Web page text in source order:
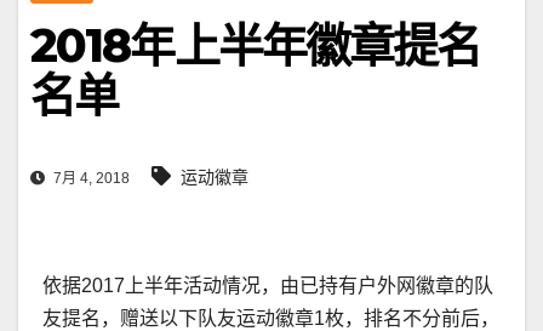
2018年上半年徽章提名
名单
7月 4, 2018 运动徽章
依据2017上半年活动情况，由已持有户外网徽章的队
友提名，赠送以下队友运动徽章1枚，排名不分前后，